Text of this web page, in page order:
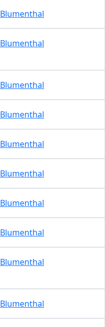
Blumenthal
Blumenthal
Blumenthal
Blumenthal
Blumenthal
Blumenthal
Blumenthal
Blumenthal
Blumenthal
Blumenthal